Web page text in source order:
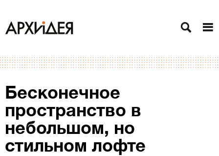
Бесконечное
пространство в
небольшом, но
стильном лофте